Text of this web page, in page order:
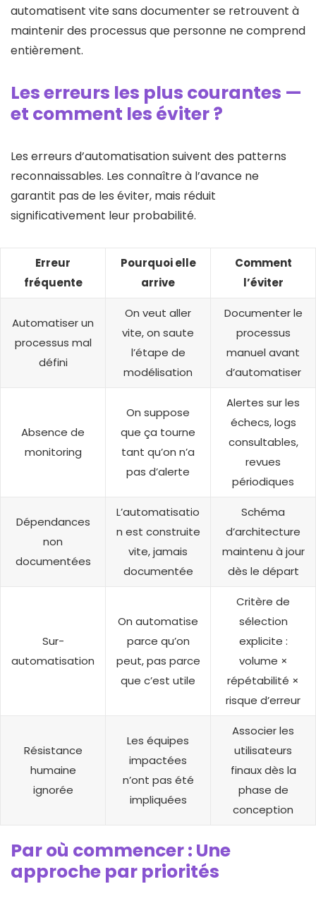
automatisent vite sans documenter se retrouvent à
maintenir des processus que personne ne comprend
entièrement.
Les erreurs les plus courantes —
et comment les éviter?
Les erreurs d’automatisation suivent des patterns
reconnaissables. Les connaître à l’avance ne
garantit pas de les éviter, mais réduit
significativement leur probabilité.
Erreur
fréquente
Pourquoi elle
arrive
Comment
l’éviter
Automatiser un
processus mal
défini
On veut aller
vite, on saute
l’étape de
modélisation
Documenter le
processus
manuel avant
d’automatiser
Absence de
monitoring
On suppose
que ça tourne
tant qu’on n’a
pas d’alerte
Alertes sur les
échecs, logs
consultables,
revues
périodiques
Dépendances
non
documentées
L’automatisatio
n est construite
vite, jamais
documentée
Schéma
d’architecture
maintenu à jour
dès le départ
Sur-
automatisation
On automatise
parce qu’on
peut, pas parce
que c’est utile
Critère de
sélection
explicite :
volume ×
répétabilité ×
risque d’erreur
Résistance
humaine
ignorée
Les équipes
impactées
n’ont pas été
impliquées
Associer les
utilisateurs
finaux dès la
phase de
conception
Par où commencer : Une
approche par priorités